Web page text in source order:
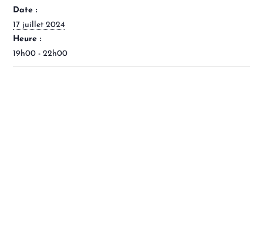
Date :
17 juillet 2024
Heure :
19h00 - 22h00